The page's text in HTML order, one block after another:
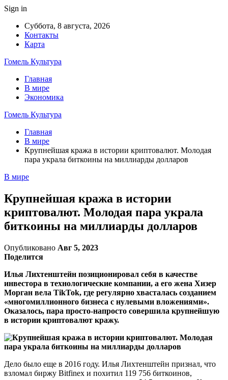
Sign in
Суббота, 8 августа, 2026
Контакты
Карта
Гомель Культура
Главная
В мире
Экономика
Гомель Культура
Главная
В мире
Крупнейшая кража в истории криптовалют. Молодая
пара украла биткоины на миллиарды долларов
В мире
Крупнейшая кража в истории
криптовалют. Молодая пара украла
биткоины на миллиарды долларов
Опубликовано Авг 5, 2023
Поделится
Илья Лихтенштейн позиционировал себя в качестве
инвестора в технологические компании, а его жена Хизер
Морган вела TikTok, где регулярно хвасталась созданием
«многомиллионного бизнеса с нулевыми вложениями».
Оказалось, пара просто-напросто совершила крупнейшую
в истории криптовалют кражу.
Дело было еще в 2016 году. Илья Лихтенштейн признал, что
взломал биржу Bitfinex и похитил 119 756 биткоинов,